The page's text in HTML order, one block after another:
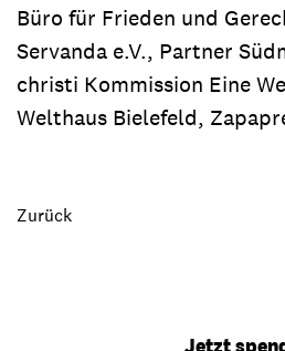
Büro für Frieden und
Servanda e.V., Partner
christi Kommission Eine
Welthaus Bielefeld,
Zurück